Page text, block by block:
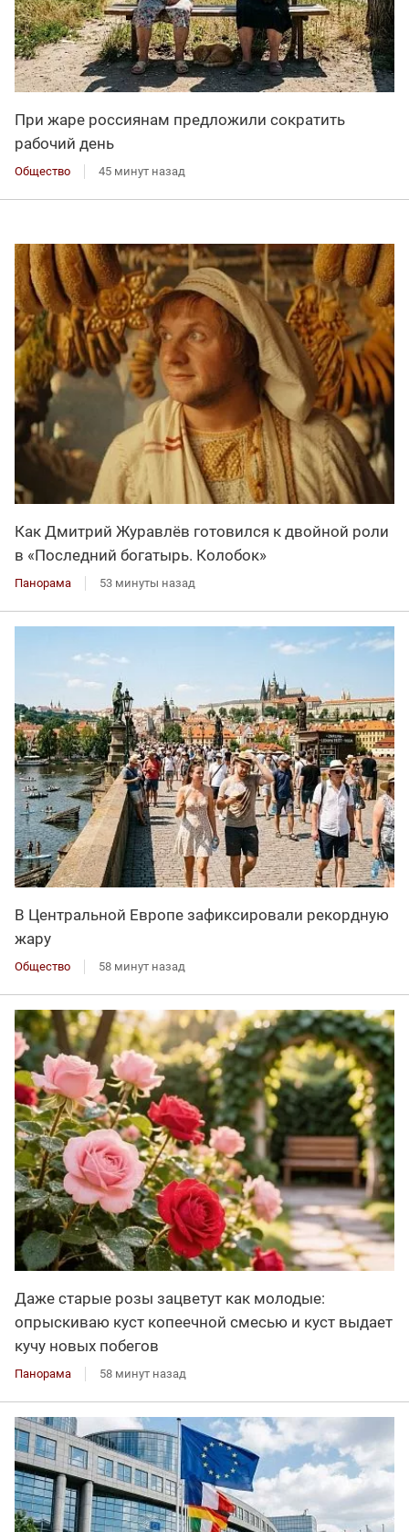
При жаре россиянам предложили сократить
рабочий день
Общество 45 минут назад
Как Дмитрий Журавлёв готовился к двойной роли
в «Последний богатырь. Колобок»
Панорама 53 минуты назад
В Центральной Европе зафиксировали рекордную
жару
Общество 58 минут назад
Даже старые розы зацветут как молодые:
опрыскиваю куст копеечной смесью и куст выдает
кучу новых побегов
Панорама 58 минут назад